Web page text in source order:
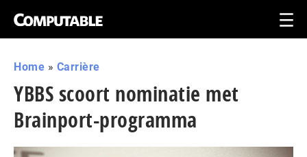
Home » Carrière
YBBS scoort nominatie met
Brainport-programma